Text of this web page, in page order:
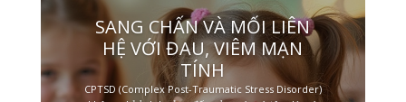
SANG CHẤN VÀ MỐI LIÊN
HỆ VỚI ĐAU, VIÊM MẠN
TÍNH
CPTSD (Complex Post-Traumatic Stress Disorder)